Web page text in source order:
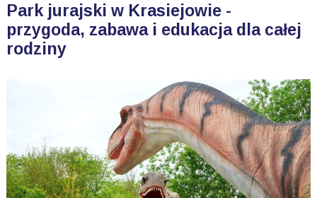
Park jurajski w Krasiejowie -
przygoda, zabawa i edukacja dla całej
rodziny